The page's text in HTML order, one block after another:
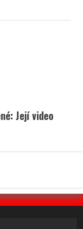
Její video